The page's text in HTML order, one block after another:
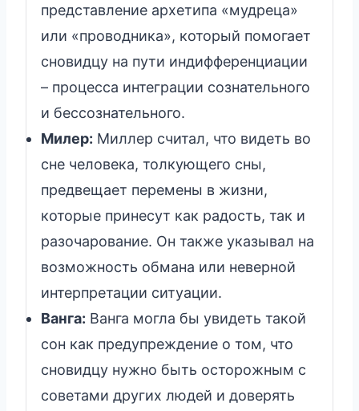
представление архетипа «мудреца»
или «проводника», который помогает
сновидцу на пути индифференциации
– процесса интеграции сознательного
и бессознательного.
Милер: Миллер считал, что видеть во
сне человека, толкующего сны,
предвещает перемены в жизни,
которые принесут как радость, так и
разочарование. Он также указывал на
возможность обмана или неверной
интерпретации ситуации.
Ванга: Ванга могла бы увидеть такой
сон как предупреждение о том, что
сновидцу нужно быть осторожным с
советами других людей и доверять